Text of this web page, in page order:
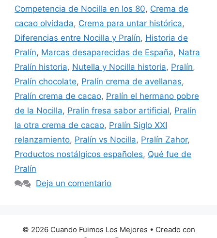
Competencia de Nocilla en los 80, Crema de
cacao olvidada, Crema para untar histórica,
Diferencias entre Nocilla y Pralín, Historia de
Pralín, Marcas desaparecidas de España, Natra
Pralín historia, Nutella y Nocilla historia, Pralín,
Pralín chocolate, Pralín crema de avellanas,
Pralín crema de cacao, Pralín el hermano pobre
de la Nocilla, Pralín fresa sabor artificial, Pralín
la otra crema de cacao, Pralín Siglo XXI
relanzamiento, Pralín vs Nocilla, Pralín Zahor,
Productos nostálgicos españoles, Qué fue de
Pralín
Deja un comentario
© 2026 Cuando Fuimos Los Mejores • Creado con